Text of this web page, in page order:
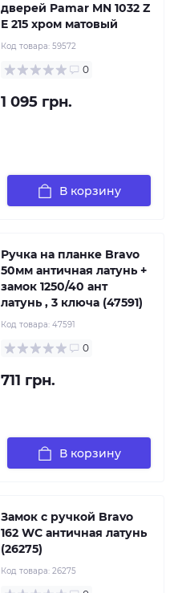
дверей Pamar MN 1032 Z
E 215 хром матовый
Код товара: 59572
0
1 095 грн.
В корзину
Ручка на планке Bravo
50мм античная латунь +
замок 1250/40 ант
латунь , 3 ключа (47591)
Код товара: 47591
0
711 грн.
В корзину
Замок с ручкой Bravo
162 WC античная латунь
(26275)
Код товара: 26275